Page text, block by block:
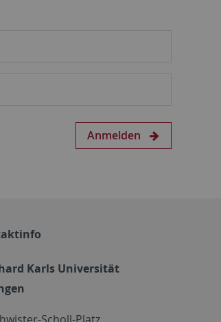
Anmelden
Karls Universität